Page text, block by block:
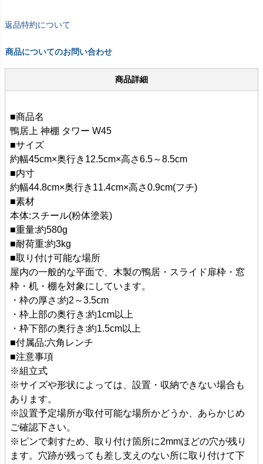
返品特約について
商品についてのお問い合わせ
商品詳細
■商品名
鴨居上 神棚 タワー W45
■サイズ
約幅45cm×奥行き12.5cm×高さ6.5～8.5cm
■内寸
約幅44.8cm×奥行き11.4cm×高さ0.9cm(フチ)
■素材
本体:スチール(粉体塗装)
■重量:約580g
■耐荷重:約3kg
■取り付け可能な場所
屋内の一般的な平面で、木製の鴨居・スライド扉枠・窓
枠・机・棚を対象にしています。
・枠の厚さ:約2～3.5cm
・枠上部の奥行き:約1cm以上
・枠下部の奥行き:約1.5cm以上
■付属品:六角レンチ
■注意事項
※組立式
※サイズや形状によっては、設置・収納できない場合も
あります。
※設置予定場所が取付可能な場所かどうか、あらかじめ
ご確認下さい。
※ピンで刺すため、取り付け箇所に2mmほどの穴が残り
ます。穴跡が残っても差し支えのない所に取り付けて下